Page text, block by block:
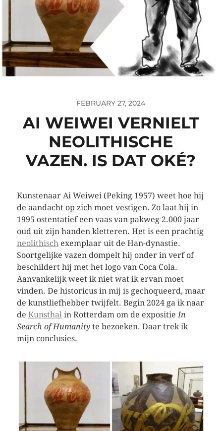
FEBRUARY 27, 2024
AI WEIWEI VERNIELT
NEOLITHISCHE
VAZEN. IS DAT OKÉ?
Kunstenaar Ai Weiwei (Peking 1957) weet hoe hij
de aandacht op zich moet vestigen. Zo laat hij in
1995 ostentatief een vaas van pakweg 2.000 jaar
oud uit zijn handen kletteren. Het is een prachtig
neolithischexemplaar uit de Han-dynastie.
Soortgelijke vazen dompelt hij onder in verf of
beschildert hij met het logo van Coca Cola.
Aanvankelijk weet ik niet wat ik ervan moet
vinden. De historicus in mij is gechoqueerd, maar
de kunstliefhebber twijfelt. Begin 2024 ga ik naar
de Kunsthalin Rotterdam om de expositieIn
Search of Humanityte bezoeken. Daar trek ik
mijn conclusies.